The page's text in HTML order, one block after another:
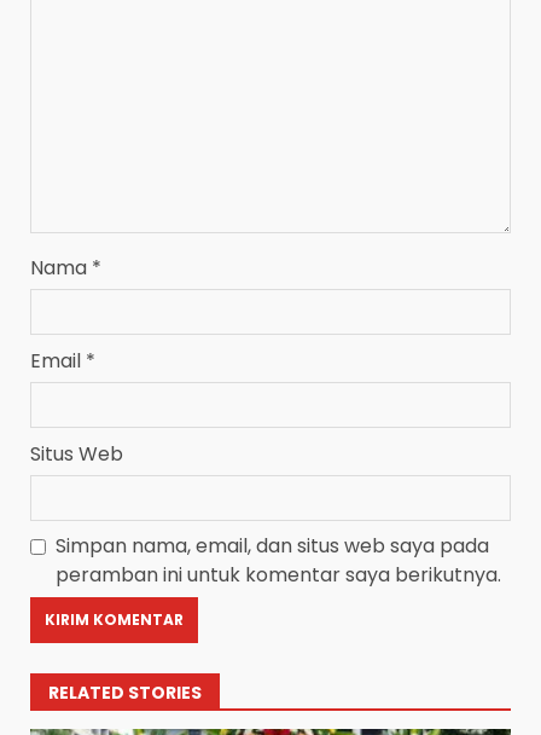
Nama *
Email *
Situs Web
Simpan nama, email, dan situs web saya pada
peramban ini untuk komentar saya berikutnya.
RELATED STORIES